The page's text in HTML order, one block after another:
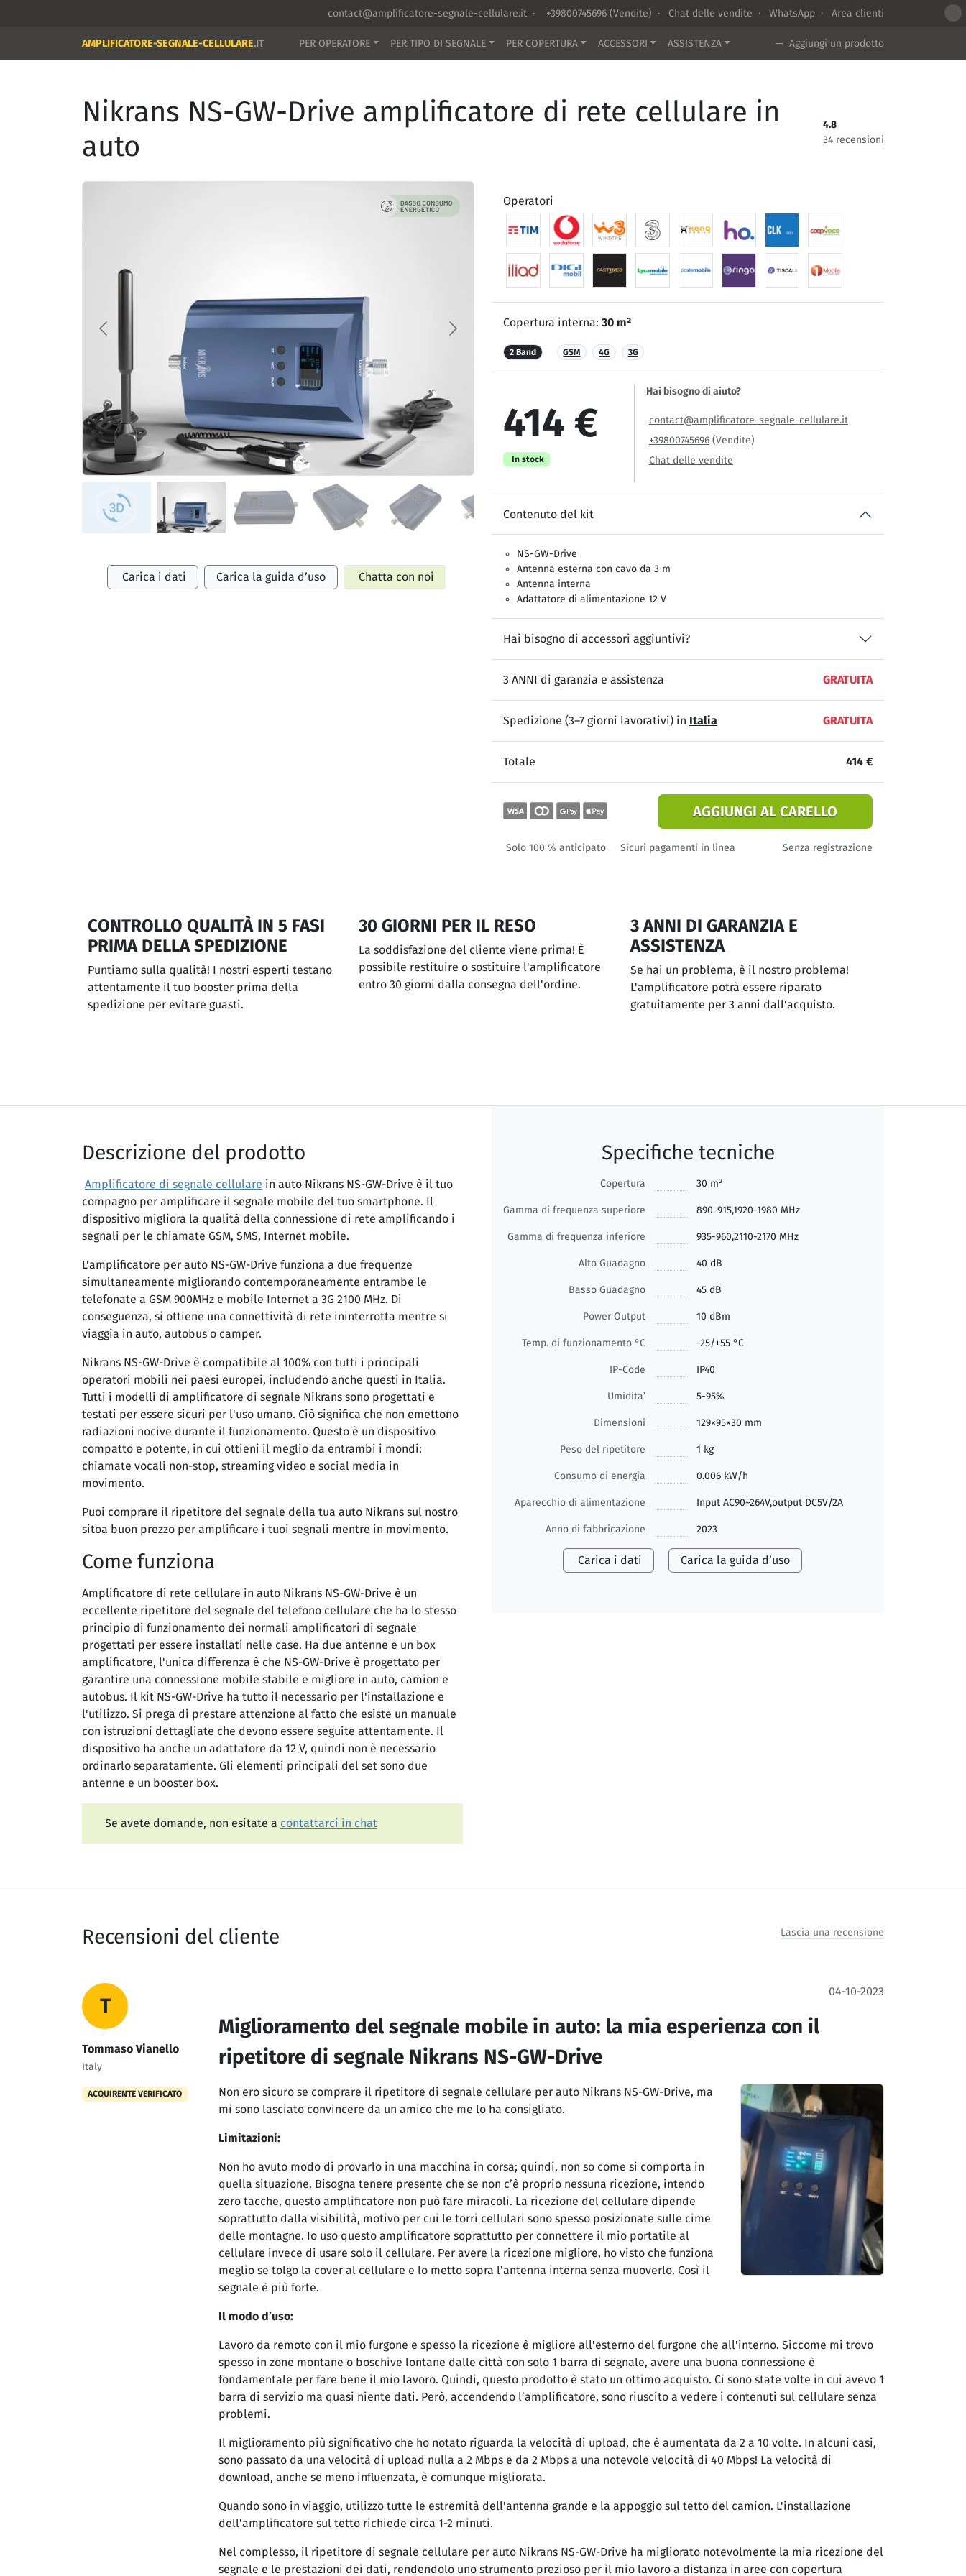
contact@amplificatore-segnale-cellulare.it · +39800745696 (Vendite) · Chat delle vendite · WhatsApp · Area clienti
AMPLIFICATORE-SEGNALE-CELLULARE.IT PER OPERATORE PER TIPO DI SEGNALE PER COPERTURA ACCESSORI ASSISTENZA — Aggiungi un prodotto
Nikrans NS-GW-Drive amplificatore di rete cellulare in
auto
4.8
34 recensioni
Carica i dati Carica la guida d’uso Chatta con noi
Operatori
Copertura interna: 30 m²
2 Band GSM 4G 3G
414 €
In stock
Hai bisogno di aiuto?
contact@amplificatore-segnale-cellulare.it
+39800745696 (Vendite)
Chat delle vendite
Contenuto del kit
NS-GW-Drive
Antenna esterna con cavo da 3 m
Antenna interna
Adattatore di alimentazione 12 V
Hai bisogno di accessori aggiuntivi?
3 ANNI di garanzia e assistenza GRATUITA
Spedizione (3–7 giorni lavorativi) in Italia GRATUITA
Totale 414 €
AGGIUNGI AL CARELLO
Solo 100 % anticipato Sicuri pagamenti in linea Senza registrazione
CONTROLLO QUALITÀ IN 5 FASI
PRIMA DELLA SPEDIZIONE
Puntiamo sulla qualità! I nostri esperti testano
attentamente il tuo booster prima della
spedizione per evitare guasti.
30 GIORNI PER IL RESO
La soddisfazione del cliente viene prima! È
possibile restituire o sostituire l'amplificatore
entro 30 giorni dalla consegna dell'ordine.
3 ANNI DI GARANZIA E
ASSISTENZA
Se hai un problema, è il nostro problema!
L'amplificatore potrà essere riparato
gratuitamente per 3 anni dall'acquisto.
Descrizione del prodotto
Amplificatore di segnale cellulare in auto Nikrans NS-GW-Drive è il tuo
compagno per amplificare il segnale mobile del tuo smartphone. Il
dispositivo migliora la qualità della connessione di rete amplificando i
segnali per le chiamate GSM, SMS, Internet mobile.
L'amplificatore per auto NS-GW-Drive funziona a due frequenze
simultaneamente migliorando contemporaneamente entrambe le
telefonate a GSM 900MHz e mobile Internet a 3G 2100 MHz. Di
conseguenza, si ottiene una connettività di rete ininterrotta mentre si
viaggia in auto, autobus o camper.
Nikrans NS-GW-Drive è compatibile al 100% con tutti i principali
operatori mobili nei paesi europei, includendo anche questi in Italia.
Tutti i modelli di amplificatore di segnale Nikrans sono progettati e
testati per essere sicuri per l'uso umano. Ciò significa che non emettono
radiazioni nocive durante il funzionamento. Questo è un dispositivo
compatto e potente, in cui ottieni il meglio da entrambi i mondi:
chiamate vocali non-stop, streaming video e social media in
movimento.
Puoi comprare il ripetitore del segnale della tua auto Nikrans sul nostro
sitoa buon prezzo per amplificare i tuoi segnali mentre in movimento.
Come funziona
Amplificatore di rete cellulare in auto Nikrans NS-GW-Drive è un
eccellente ripetitore del segnale del telefono cellulare che ha lo stesso
principio di funzionamento dei normali amplificatori di segnale
progettati per essere installati nelle case. Ha due antenne e un box
amplificatore, l'unica differenza è che NS-GW-Drive è progettato per
garantire una connessione mobile stabile e migliore in auto, camion e
autobus. Il kit NS-GW-Drive ha tutto il necessario per l'installazione e
l'utilizzo. Si prega di prestare attenzione al fatto che esiste un manuale
con istruzioni dettagliate che devono essere seguite attentamente. Il
dispositivo ha anche un adattatore da 12 V, quindi non è necessario
ordinarlo separatamente. Gli elementi principali del set sono due
antenne e un booster box.
Se avete domande, non esitate a contattarci in chat
Specifiche tecniche
Copertura 30 m²
Gamma di frequenza superiore 890-915,1920-1980 MHz
Gamma di frequenza inferiore 935-960,2110-2170 MHz
Alto Guadagno 40 dB
Basso Guadagno 45 dB
Power Output 10 dBm
Temp. di funzionamento °C -25/+55 °C
IP-Code IP40
Umidita’ 5-95%
Dimensioni 129×95×30 mm
Peso del ripetitore 1 kg
Consumo di energia 0.006 kW/h
Aparecchio di alimentazione Input AC90~264V,output DC5V/2A
Anno di fabbricazione 2023
Carica i dati Carica la guida d’uso
Recensioni del cliente Lascia una recensione
T
Tommaso Vianello
Italy
ACQUIRENTE VERIFICATO
04-10-2023
Miglioramento del segnale mobile in auto: la mia esperienza con il
ripetitore di segnale Nikrans NS-GW-Drive
Non ero sicuro se comprare il ripetitore di segnale cellulare per auto Nikrans NS-GW-Drive, ma
mi sono lasciato convincere da un amico che me lo ha consigliato.
Limitazioni:
Non ho avuto modo di provarlo in una macchina in corsa; quindi, non so come si comporta in
quella situazione. Bisogna tenere presente che se non c’è proprio nessuna ricezione, intendo
zero tacche, questo amplificatore non può fare miracoli. La ricezione del cellulare dipende
soprattutto dalla visibilità, motivo per cui le torri cellulari sono spesso posizionate sulle cime
delle montagne. Io uso questo amplificatore soprattutto per connettere il mio portatile al
cellulare invece di usare solo il cellulare. Per avere la ricezione migliore, ho visto che funziona
meglio se tolgo la cover al cellulare e lo metto sopra l’antenna interna senza muoverlo. Così il
segnale è più forte.
Il modo d’uso:
Lavoro da remoto con il mio furgone e spesso la ricezione è migliore all'esterno del furgone che all'interno. Siccome mi trovo
spesso in zone montane o boschive lontane dalle città con solo 1 barra di segnale, avere una buona connessione è
fondamentale per fare bene il mio lavoro. Quindi, questo prodotto è stato un ottimo acquisto. Ci sono state volte in cui avevo 1
barra di servizio ma quasi niente dati. Però, accendendo l’amplificatore, sono riuscito a vedere i contenuti sul cellulare senza
problemi.
Il miglioramento più significativo che ho notato riguarda la velocità di upload, che è aumentata da 2 a 10 volte. In alcuni casi,
sono passato da una velocità di upload nulla a 2 Mbps e da 2 Mbps a una notevole velocità di 40 Mbps! La velocità di
download, anche se meno influenzata, è comunque migliorata.
Quando sono in viaggio, utilizzo tutte le estremità dell'antenna grande e la appoggio sul tetto del camion. L'installazione
dell'amplificatore sul tetto richiede circa 1-2 minuti.
Nel complesso, il ripetitore di segnale cellulare per auto Nikrans NS-GW-Drive ha migliorato notevolmente la mia ricezione del
segnale e le prestazioni dei dati, rendendolo uno strumento prezioso per il mio lavoro a distanza in aree con copertura